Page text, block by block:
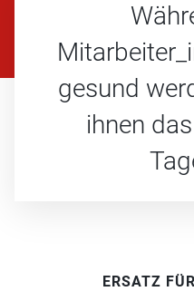
gesund
ihnen
ERSATZ